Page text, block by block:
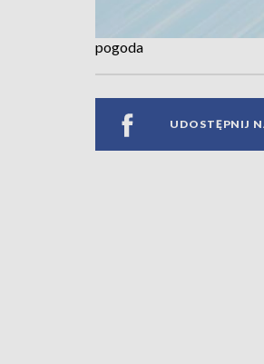
pogoda
UDOSTĘPNIJ